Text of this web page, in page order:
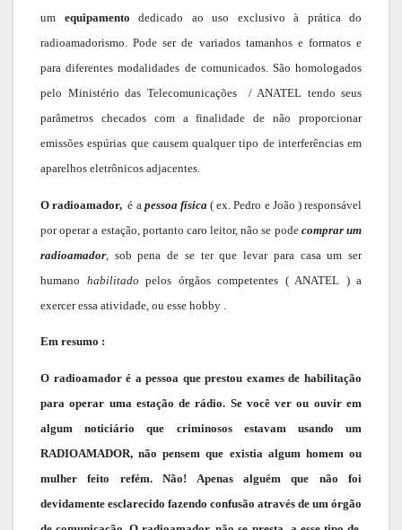
um equipamento dedicado ao uso exclusivo à prática do
radioamadorismo. Pode ser de variados tamanhos e formatos e
para diferentes modalidades de comunicados. São homologados
pelo Ministério das Telecomunicações / ANATEL tendo seus
parâmetros checados com a finalidade de não proporcionar
emissões espúrias que causem qualquer tipo de interferências em
aparelhos eletrônicos adjacentes.
O radioamador,é a pessoa física ( ex. Pedro e João ) responsável
por operar a estação, portanto caro leitor, não se pode comprar um
radioamador , sob pena de se ter que levar para casa um ser
humano habilitado pelos órgãos competentes ( ANATEL ) a
exercer essa atividade, ou esse hobby .
Em resumo :
O radioamador é a pessoa que prestou exames de habilitação
para operar uma estação de rádio. Se você ver ou ouvir em
algum noticiário que criminosos estavam usando um
RADIOAMADOR, não pensem que existia algum homem ou
mulher feito refém. Não! Apenas alguém que não foi
devidamente esclarecido fazendo confusão através de um órgão